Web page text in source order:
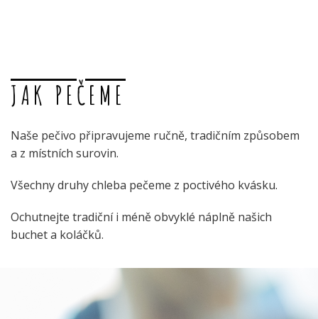
JAK PEČEME
Naše pečivo připravujeme ručně, tradičním způsobem
a z místních surovin.
Všechny druhy chleba pečeme z poctivého kvásku.
Ochutnejte tradiční i méně obvyklé náplně našich
buchet a koláčků.